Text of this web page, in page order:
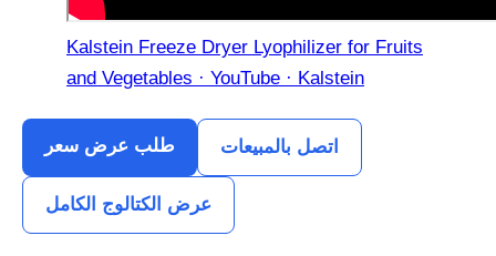
Kalstein Freeze Dryer Lyophilizer for Fruits
and Vegetables · YouTube · Kalstein
طلب عرض سعر اتصل بالمبيعات
عرض الكتالوج الكامل